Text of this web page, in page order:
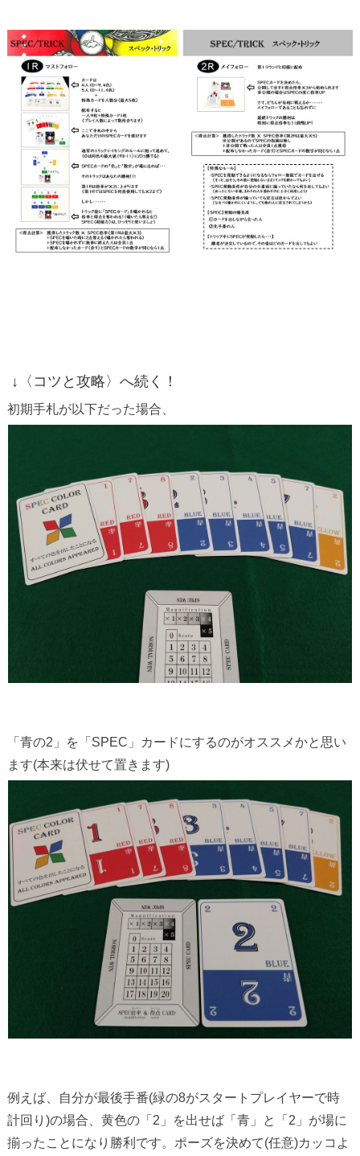
↓〈コツと攻略〉へ続く！
初期手札が以下だった場合、
「青の2」を「SPEC」カードにするのがオススメかと思い
ます(本来は伏せて置きます)
例えば、自分が最後手番(緑の8がスタートプレイヤーで時
計回り)の場合、黄色の「2」を出せば「青」と「2」が場に
揃ったことになり勝利です。ポーズを決めて(任意)カッコよ